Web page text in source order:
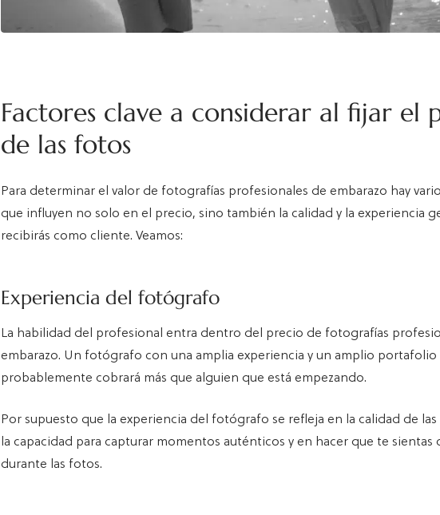
Factores clave a considerar al fijar el
de las fotos
Para determinar el valor de fotografías profesionales de embarazo hay
que influyen no solo en el precio, sino también la calidad y la experiencia
recibirás como cliente. Veamos:
Experiencia del fotógrafo
La habilidad del profesional entra dentro del precio de fotografías
embarazo. Un fotógrafo con una amplia experiencia y un amplio portafolio
probablemente cobrará más que alguien que está empezando.
Por supuesto que la experiencia del fotógrafo se refleja en la calidad de las
la capacidad para capturar momentos auténticos y en hacer que te sientas
durante las fotos.